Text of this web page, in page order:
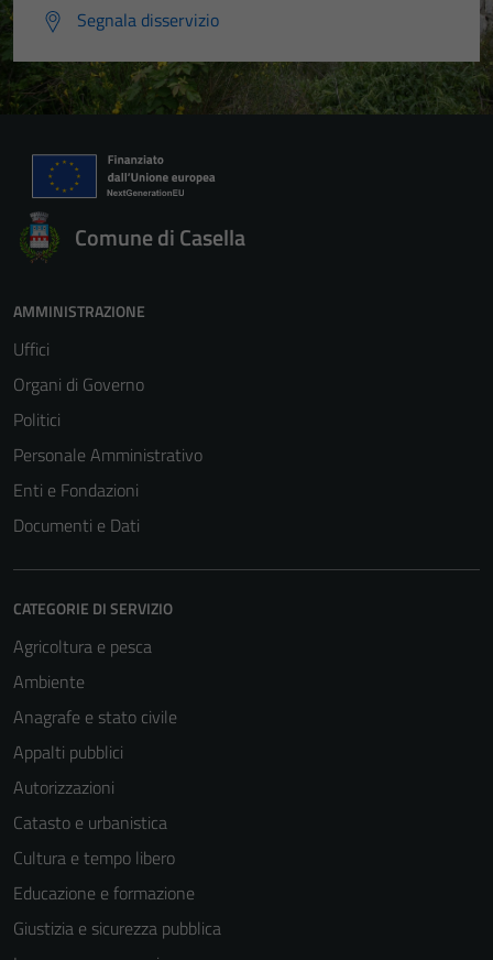
Segnala disservizio
Comune di Casella
AMMINISTRAZIONE
Uffici
Organi di Governo
Politici
Personale Amministrativo
Enti e Fondazioni
Documenti e Dati
CATEGORIE DI SERVIZIO
Agricoltura e pesca
Ambiente
Anagrafe e stato civile
Appalti pubblici
Autorizzazioni
Catasto e urbanistica
Cultura e tempo libero
Educazione e formazione
Giustizia e sicurezza pubblica